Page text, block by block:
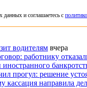
данных и соглашаетесь с
водителям вчера
работнику
прогул: решение
направила